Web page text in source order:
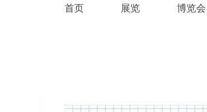
首页 展览 博览会